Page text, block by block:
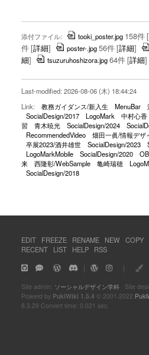
添付ファイル: tooki_poster.jpg 158件[
件[詳細] poster-.jpg56件[詳細]
細] tsuzuruhoshizora.jpg64件[詳細]
Last-modified: 2026-08-06 (木) 18:44:24
Link:
教務ガイダンス/新入生 MenuBar
SocialDesign/2017
LogoMark 中村心香
習
青木暁光 SocialDesign/2024
RecommendedVideo
畑田一眞/情報デ
卒展2023/酒井雄世
SocialDesign/2023
LogoMarkMobile
SocialDesign/2020
来
西隆彰/WebSample 亀崎瑞穂
SocialDesign/2018
EDIT FREEZE RENAME NEW COPY
RECENT
LIST HELP RSS
｜ ｜
Site admin: ソーシャルデザイン学科Site
Powerd by PukiWiki 1.5.4 © 2001-2022
8.3.29 Convert time: 0.021 sec.